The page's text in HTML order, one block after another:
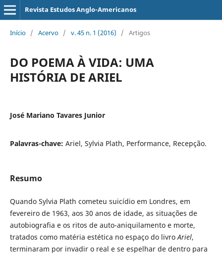
Revista Estudos Anglo-Americanos
Início / Acervo / v. 45 n. 1 (2016) / Artigos
DO POEMA À VIDA: UMA
HISTÓRIA DE ARIEL
José Mariano Tavares Junior
Palavras-chave: Ariel, Sylvia Plath, Performance, Recepção.
Resumo
Quando Sylvia Plath cometeu suicídio em Londres, em
fevereiro de 1963, aos 30 anos de idade, as situações de
autobiografia e os ritos de auto-aniquilamento e morte,
tratados como matéria estética no espaço do livroAriel,
terminaram por invadir o real e se espelhar de dentro para